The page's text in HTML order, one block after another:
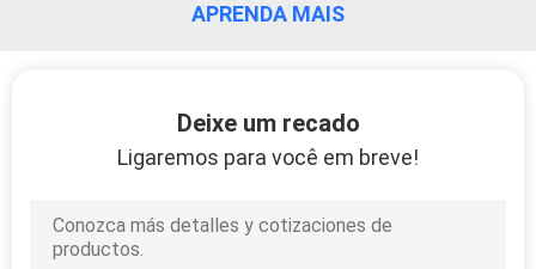
APRENDA MAIS
Deixe um recado
Ligaremos para você em breve!